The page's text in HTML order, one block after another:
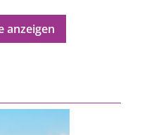
anzeigen